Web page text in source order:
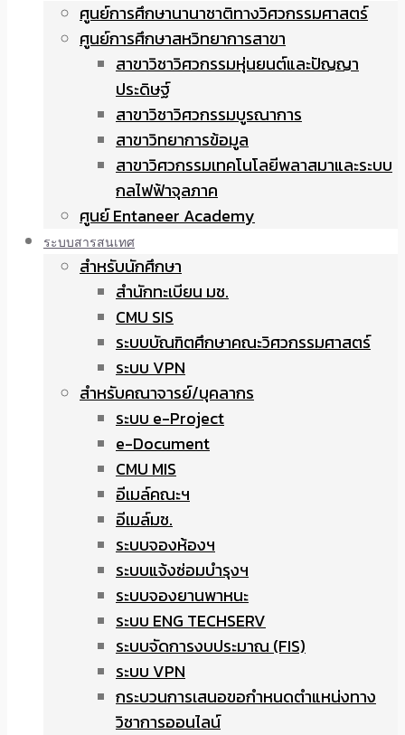
ศูนย์การศึกษานานาชาติทางวิศวกรรมศาสตร์
ศูนย์การศึกษาสหวิทยาการสาขา
สาขาวิชาวิศวกรรมหุ่นยนต์และปัญญา
ประดิษฐ์
สาขาวิชาวิศวกรรมบูรณาการ
สาขาวิทยาการข้อมูล
สาขาวิศวกรรมเทคโนโลยีพลาสมาและระบบ
กลไฟฟ้าจุลภาค
ศูนย์ Entaneer Academy
ระบบสารสนเทศ
สำหรับนักศึกษา
สำนักทะเบียน มช.
CMU SIS
ระบบบัณฑิตศึกษาคณะวิศวกรรมศาสตร์
ระบบ VPN
สำหรับคณาจารย์/บุคลากร
ระบบ e-Project
e-Document
CMU MIS
อีเมล์คณะฯ
อีเมล์มช.
ระบบจองห้องฯ
ระบบแจ้งซ่อมบำรุงฯ
ระบบจองยานพาหนะ
ระบบ ENG TECHSERV
ระบบจัดการงบประมาณ (FIS)
ระบบ VPN
กระบวนการเสนอขอกำหนดตำแหน่งทาง
วิชาการออนไลน์